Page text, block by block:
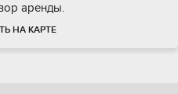
аренды.
НА КАРТЕ